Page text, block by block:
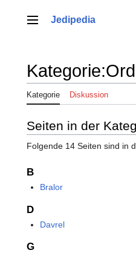
springenHauptmenü
Jedipedia
Kategorie:
Kategorie Diskussion
Seiten in der
Folgende 14 Seiten sind in
B
Bralor
D
Davrel
G